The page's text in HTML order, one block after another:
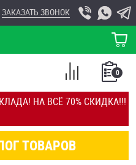
НА ВСЁ 70% СКИДКА!!!
ЗАКАЗАТЬ ЗВОНОК
КОРЗИНА
ТОВАРОВ
0
СПИСОК
СРАВНЕНИЕ